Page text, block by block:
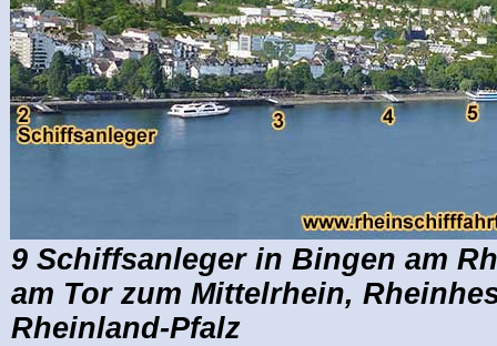
9 Schiffsanleger in Bingen am
am Tor zum Mittelrhein,
Rheinland-Pfalz